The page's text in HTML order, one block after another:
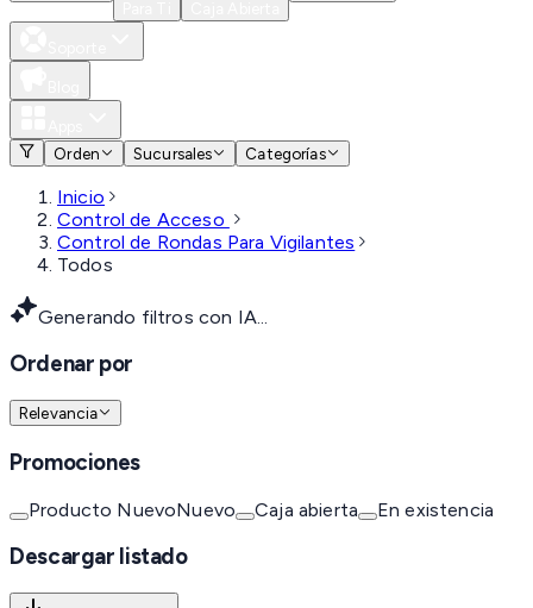
Orden
Sucursales Categorías
Inicio
Control de Acceso
Control de Rondas Para Vigilantes
Todos
Generando filtros con IA...
Ordenar por
Relevancia
Promociones
Producto NuevoNuevo Caja abierta En existencia
Descargar listado